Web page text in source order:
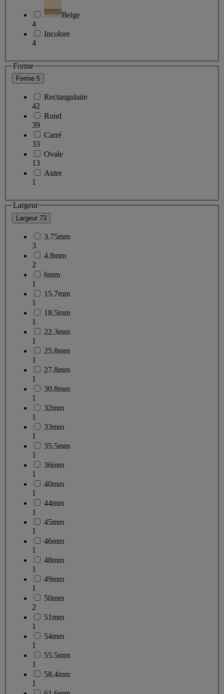
Beige
4
Incolore
4
Forme
Forme 5
Rectangulaire
42
Rond
39
Carré
33
Ovale
13
Autre
1
Largeur
Largeur 73
3.75mm
3
4.8mm
2
6mm
1
15.7mm
1
18.5mm
1
22.3mm
1
25.8mm
1
27.8mm
1
30.8mm
1
32mm
1
33mm
1
35.5mm
1
36mm
1
40mm
1
44mm
1
45mm
1
46mm
1
48mm
1
49mm
1
50mm
2
51mm
1
54mm
1
55.5mm
1
58.4mm
1